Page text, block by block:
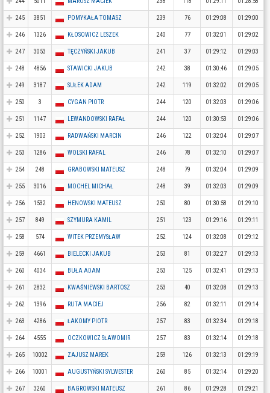
245 3851 POMYKAŁA TOMASZ 239 76 01:29:08 01:29:00
246 1326 KŁOSOWICZ LESZEK 240 77 01:32:01 01:29:02
247 3053 TĘCZYŃSKI JAKUB 241 37 01:29:12 01:29:03
248 4856 STAWICKI JAKUB 242 38 01:30:46 01:29:05
249 3187 SUŁEK ADAM 242 119 01:32:02 01:29:05
250 3 CYGAN PIOTR 244 120 01:32:03 01:29:06
251 1147 LEWANDOWSKI RAFAŁ 244 120 01:30:53 01:29:06
252 1903 RADWAŃSKI MARCIN 246 122 01:32:04 01:29:07
253 1286 WOLSKI RAFAL 246 78 01:32:10 01:29:07
254 248 GRABOWSKI MATEUSZ 248 79 01:32:04 01:29:09
255 3016 MOCHEL MICHAŁ 248 39 01:32:03 01:29:09
256 1532 HENOWSKI MATEUSZ 250 80 01:30:58 01:29:10
257 849 SZYMURA KAMIL 251 123 01:29:16 01:29:11
258 574 WITEK PRZEMYSŁAW 252 124 01:32:08 01:29:12
259 4661 BIELECKI JAKUB 253 81 01:32:27 01:29:13
260 4034 BUŁA ADAM 253 125 01:32:41 01:29:13
261 2832 KWAŚNIEWSKI BARTOSZ 253 40 01:32:08 01:29:13
262 1396 RUTA MACIEJ 256 82 01:32:11 01:29:14
263 4286 ŁAKOMY PIOTR 257 83 01:32:34 01:29:18
264 4555 OCZKOWICZ SŁAWOMIR 257 83 01:32:14 01:29:18
265 10002 ZAJUSZ MAREK 259 126 01:32:13 01:29:19
266 10001 AUGUSTYŃSKI SYLWESTER 260 85 01:32:14 01:29:20
267 3260 BAGROWSKI MATEUSZ 261 86 01:29:28 01:29:21